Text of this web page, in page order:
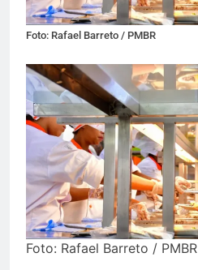
Foto: Rafael Barreto / PMBR
Foto: Rafael Barreto / PMBR